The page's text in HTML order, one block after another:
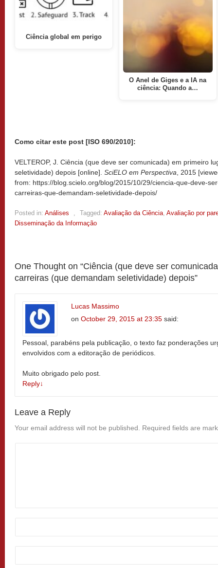
Ciência global em perigo
O Anel de Giges e a IA na
ciência: Quando a…
Como citar este post [ISO 690/2010]:
VELTEROP, J. Ciência (que deve ser comunicada) em primeiro
seletividade) depois [online]. SciELO em Perspectiva , 2015
from: https://blog.scielo.org/blog/2015/10/29/ciencia-que-deve-
carreiras-que-demandam-seletividade-depois/
Posted in: Análises Tagged: Avaliação da Ciência Avaliação por
Disseminação da Informação
One Thought on “Ciência (que deve ser
carreiras (que demandam seletividade) depois”
Lucas Massimo
on October 29, 2015 at 23:35 said:
Pessoal, parabéns pela publicação, o texto faz ponderações
envolvidos com a editoração de periódicos.
Muito obrigado pelo post.
Reply↓
Leave a Reply
Your email address will not be published. Required fields are